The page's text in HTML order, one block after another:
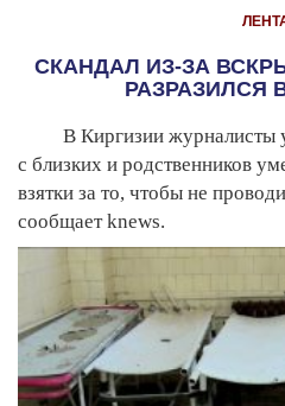
CКАНДАЛ ИЗ-ЗА
РАЗРАЗИЛСЯ
В Киргизии журналисты
с близких и родственников
взятки за то, чтобы не
сообщаетknews.